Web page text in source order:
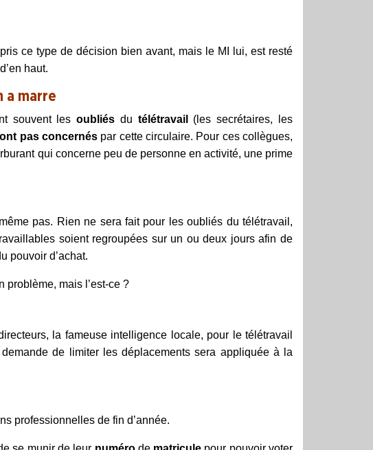
ce type de décision bien avant, mais le MI lui, est resté
haut.
a marre
souvent lesoubliés du télétravail
(les secrétaires, les
pas concernés par cette circulaire. Pour ces collègues,
qui concerne peu de personne en activité, une prime
pas. Rien ne sera fait pour les oubliés du télétravail,
soient regroupées sur un ou deux jours afin de
pouvoir d’achat.
problème, mais l’est-ce ?
la fameuse intelligence locale, pour le télétravail
de limiter les déplacements sera appliquée à la
professionnelles de fin d’année.